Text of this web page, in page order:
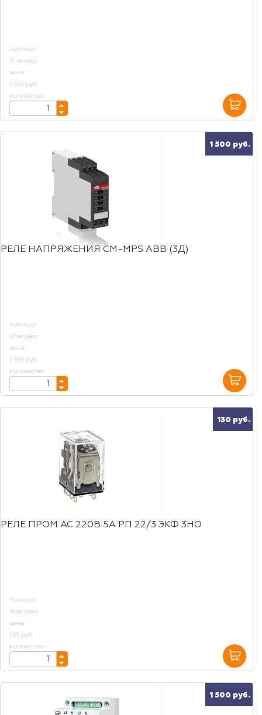
Артикул
Упаковка
цена:
1 500 руб.
количество:
1 500 руб.
РЕЛЕ НАПРЯЖЕНИЯ CM-МPS ABB (3Д)
Артикул
Упаковка
цена:
1 500 руб.
количество:
130 руб.
РЕЛЕ ПРОМ AC 220B 5A РП 22/3 ЭКФ 3НО
Артикул
Упаковка
цена:
130 руб.
количество:
1 500 руб.